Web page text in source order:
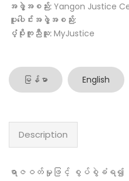
အဖွဲ့အစည်း: Yangon Justice
ပူးပေါင်းအဖွဲ့အစည်း:
ပံ့ပိုးကူညီသူ: MyJustice
မြန်မာ English
Description
ရာဇဝတ်မှုဖြင့် စွပ်စွဲခံရ၍ ဖ